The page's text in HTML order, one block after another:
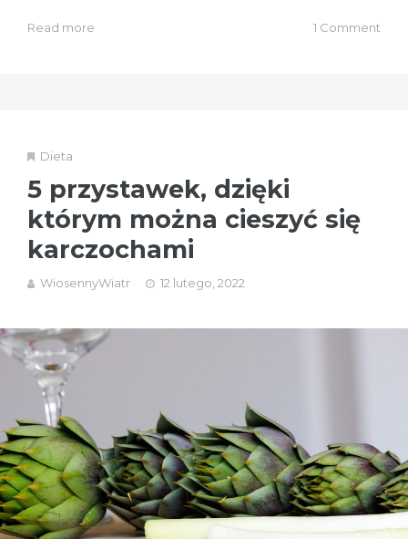
Read more 1 Comment
Dieta
5 przystawek, dzięki
którym można cieszyć się
karczochami
WiosennyWiatr 12 lutego, 2022